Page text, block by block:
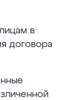
в
договора